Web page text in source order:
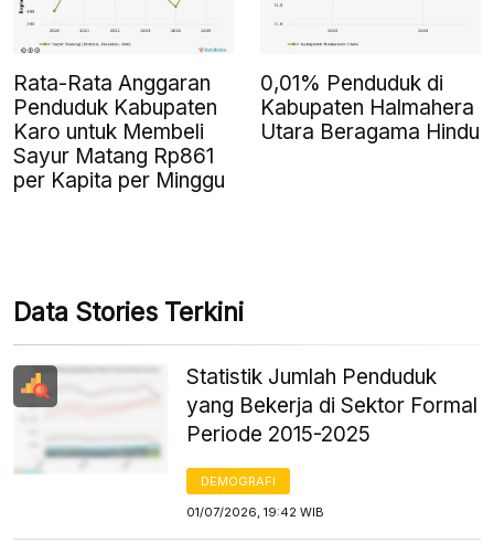
Rata-Rata Anggaran
Penduduk Kabupaten
Karo untuk Membeli
Sayur Matang Rp861
per Kapita per Minggu
0,01% Penduduk di
Kabupaten Halmahera
Utara Beragama Hindu
Data Stories Terkini
Statistik Jumlah Penduduk
yang Bekerja di Sektor Formal
Periode 2015-2025
DEMOGRAFI
01/07/2026, 19:42 WIB